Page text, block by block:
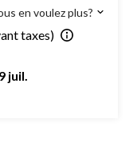
en voulez plus?
taxes)
juil.